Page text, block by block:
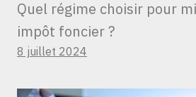
Quel régime choisir pour
impôt foncier ?
8 juillet 2024